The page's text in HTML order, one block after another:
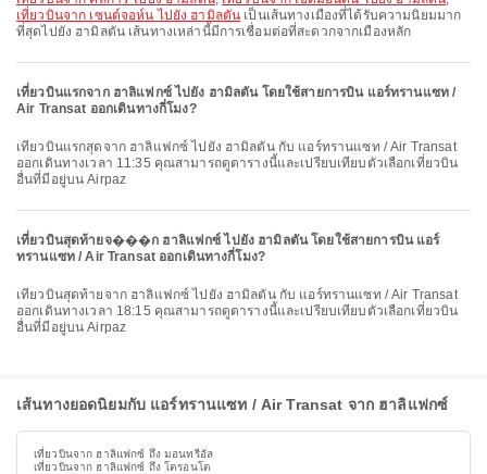
เที่ยวบินจาก เซนต์จอห์น ไปยัง ฮามิลตัน เป็นเส้นทางเมืองที่ได้รับความนิยมมาก
ที่สุดไปยัง ฮามิลตัน เส้นทางเหล่านี้มีการเชื่อมต่อที่สะดวกจากเมืองหลัก
เที่ยวบินแรกจาก ฮาลิแฟกซ์ ไปยัง ฮามิลตัน โดยใช้สายการบิน แอร์ทรานแซท /
Air Transat ออกเดินทางกี่โมง?
เที่ยวบินแรกสุดจาก ฮาลิแฟกซ์ ไปยัง ฮามิลตัน กับ แอร์ทรานแซท / Air Transat
ออกเดินทางเวลา 11:35 คุณสามารถดูตารางนี้และเปรียบเทียบตัวเลือกเที่ยวบิน
อื่นที่มีอยู่บน Airpaz
เที่ยวบินสุดท้ายจ���ก ฮาลิแฟกซ์ ไปยัง ฮามิลตัน โดยใช้สายการบิน แอร์
ทรานแซท / Air Transat ออกเดินทางกี่โมง?
เที่ยวบินสุดท้ายจาก ฮาลิแฟกซ์ ไปยัง ฮามิลตัน กับ แอร์ทรานแซท / Air Transat
ออกเดินทางเวลา 18:15 คุณสามารถดูตารางนี้และเปรียบเทียบตัวเลือกเที่ยวบิน
อื่นที่มีอยู่บน Airpaz
เส้นทางยอดนิยมกับ แอร์ทรานแซท / Air Transat จาก ฮาลิแฟกซ์
เที่ยวบินจาก ฮาลิแฟกซ์ ถึง มอนทรีอัล
เที่ยวบินจาก ฮาลิแฟกซ์ ถึง โตรอนโต